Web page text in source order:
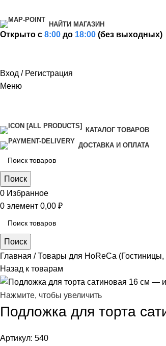
НАЙТИ МАГАЗИН
Открыто c 8:00 до 18:00 (без выходных)
Вход / Регистрация
Меню
КАТАЛОГ ТОВАРОВ
ДОСТАВКА И ОПЛАТА
Поиск
0 Избранное
0 элемент 0,00 ₽
Поиск
Главная
Товары для HoReCa
Назад к товарам
Нажмите, чтобы увеличить
Подложка для торта
Артикул: 540